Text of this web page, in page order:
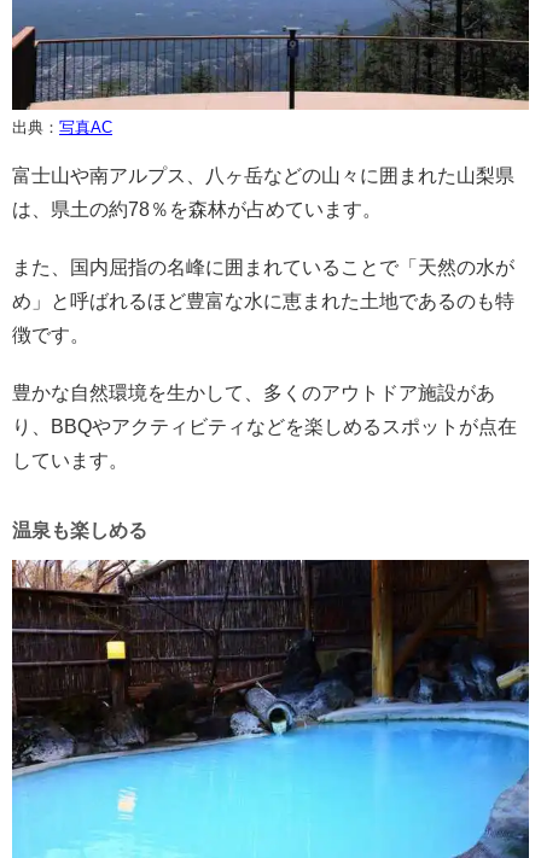
出典： 写真AC
富士山や南アルプス、八ヶ岳などの山々に囲まれた山梨県
は、県土の約78％を森林が占めています。
また、国内屈指の名峰に囲まれていることで「天然の水が
め」と呼ばれるほど豊富な水に恵まれた土地であるのも特
徴です。
豊かな自然環境を生かして、多くのアウトドア施設があ
り、BBQやアクティビティなどを楽しめるスポットが点在
しています。
温泉も楽しめる